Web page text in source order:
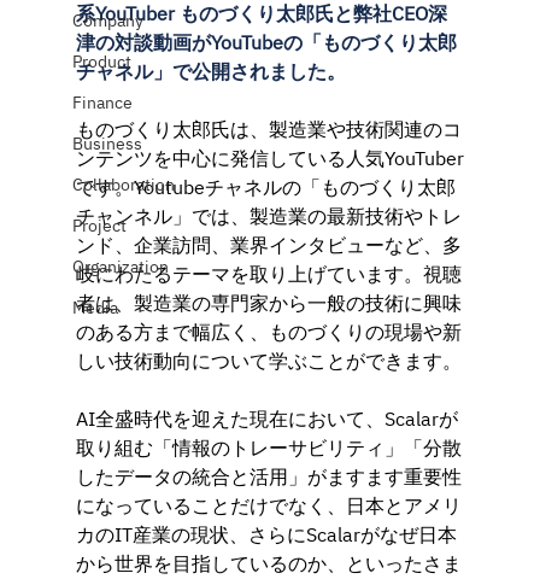
Company
Product
Finance
Business
Collaboration
Project
Organization
Media
系YouTuber ものづくり太郎氏と弊社CEO深
津の対談動画がYouTubeの「ものづくり太郎
チャネル」で公開されました。
ものづくり太郎氏は、製造業や技術関連のコ
ンテンツを中心に発信している人気YouTuber
です。Youtubeチャネルの「ものづくり太郎
チャンネル」では、製造業の最新技術やトレ
ンド、企業訪問、業界インタビューなど、多
岐にわたるテーマを取り上げています。視聴
者は、製造業の専門家から一般の技術に興味
のある方まで幅広く、ものづくりの現場や新
しい技術動向について学ぶことができます。
AI全盛時代を迎えた現在において、Scalarが
取り組む「情報のトレーサビリティ」「分散
したデータの統合と活用」がますます重要性
になっていることだけでなく、日本とアメリ
カのIT産業の現状、さらにScalarがなぜ日本
から世界を目指しているのか、といったさま